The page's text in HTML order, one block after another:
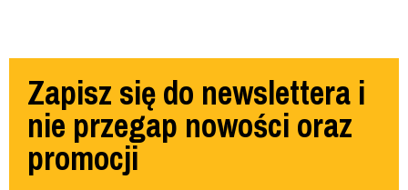
Zapisz się do newslettera i
nie przegap nowości oraz
promocji